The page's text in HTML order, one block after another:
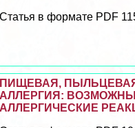
Статья в формате PDF
ПИЩЕВАЯ,
АЛЛЕРГИЯ:
АЛЛЕРГИЧЕСКИЕ